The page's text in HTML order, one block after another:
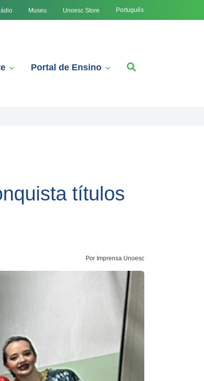
Museu Unoesc Store Português
Portal de Ensino
títulos
Por Imprensa Unoesc